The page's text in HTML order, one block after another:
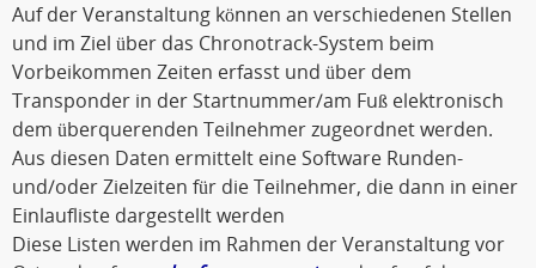
Auf der Veranstaltung können an verschiedenen Stellen
und im Ziel über das Chronotrack-System beim
Vorbeikommen Zeiten erfasst und über dem
Transponder in der Startnummer/am Fuß elektronisch
dem überquerenden Teilnehmer zugeordnet werden.
Aus diesen Daten ermittelt eine Software Runden-
und/oder Zielzeiten für die Teilnehmer, die dann in einer
Einlaufliste dargestellt werden
Diese Listen werden im Rahmen der Veranstaltung vor